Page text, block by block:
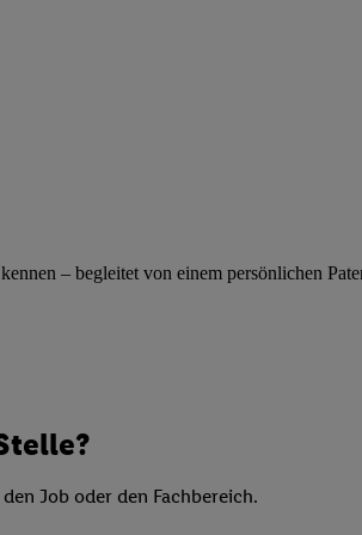
– begleitet von einem persönlichen
Job oder den Fachbereich.
Quellen,
Analyse